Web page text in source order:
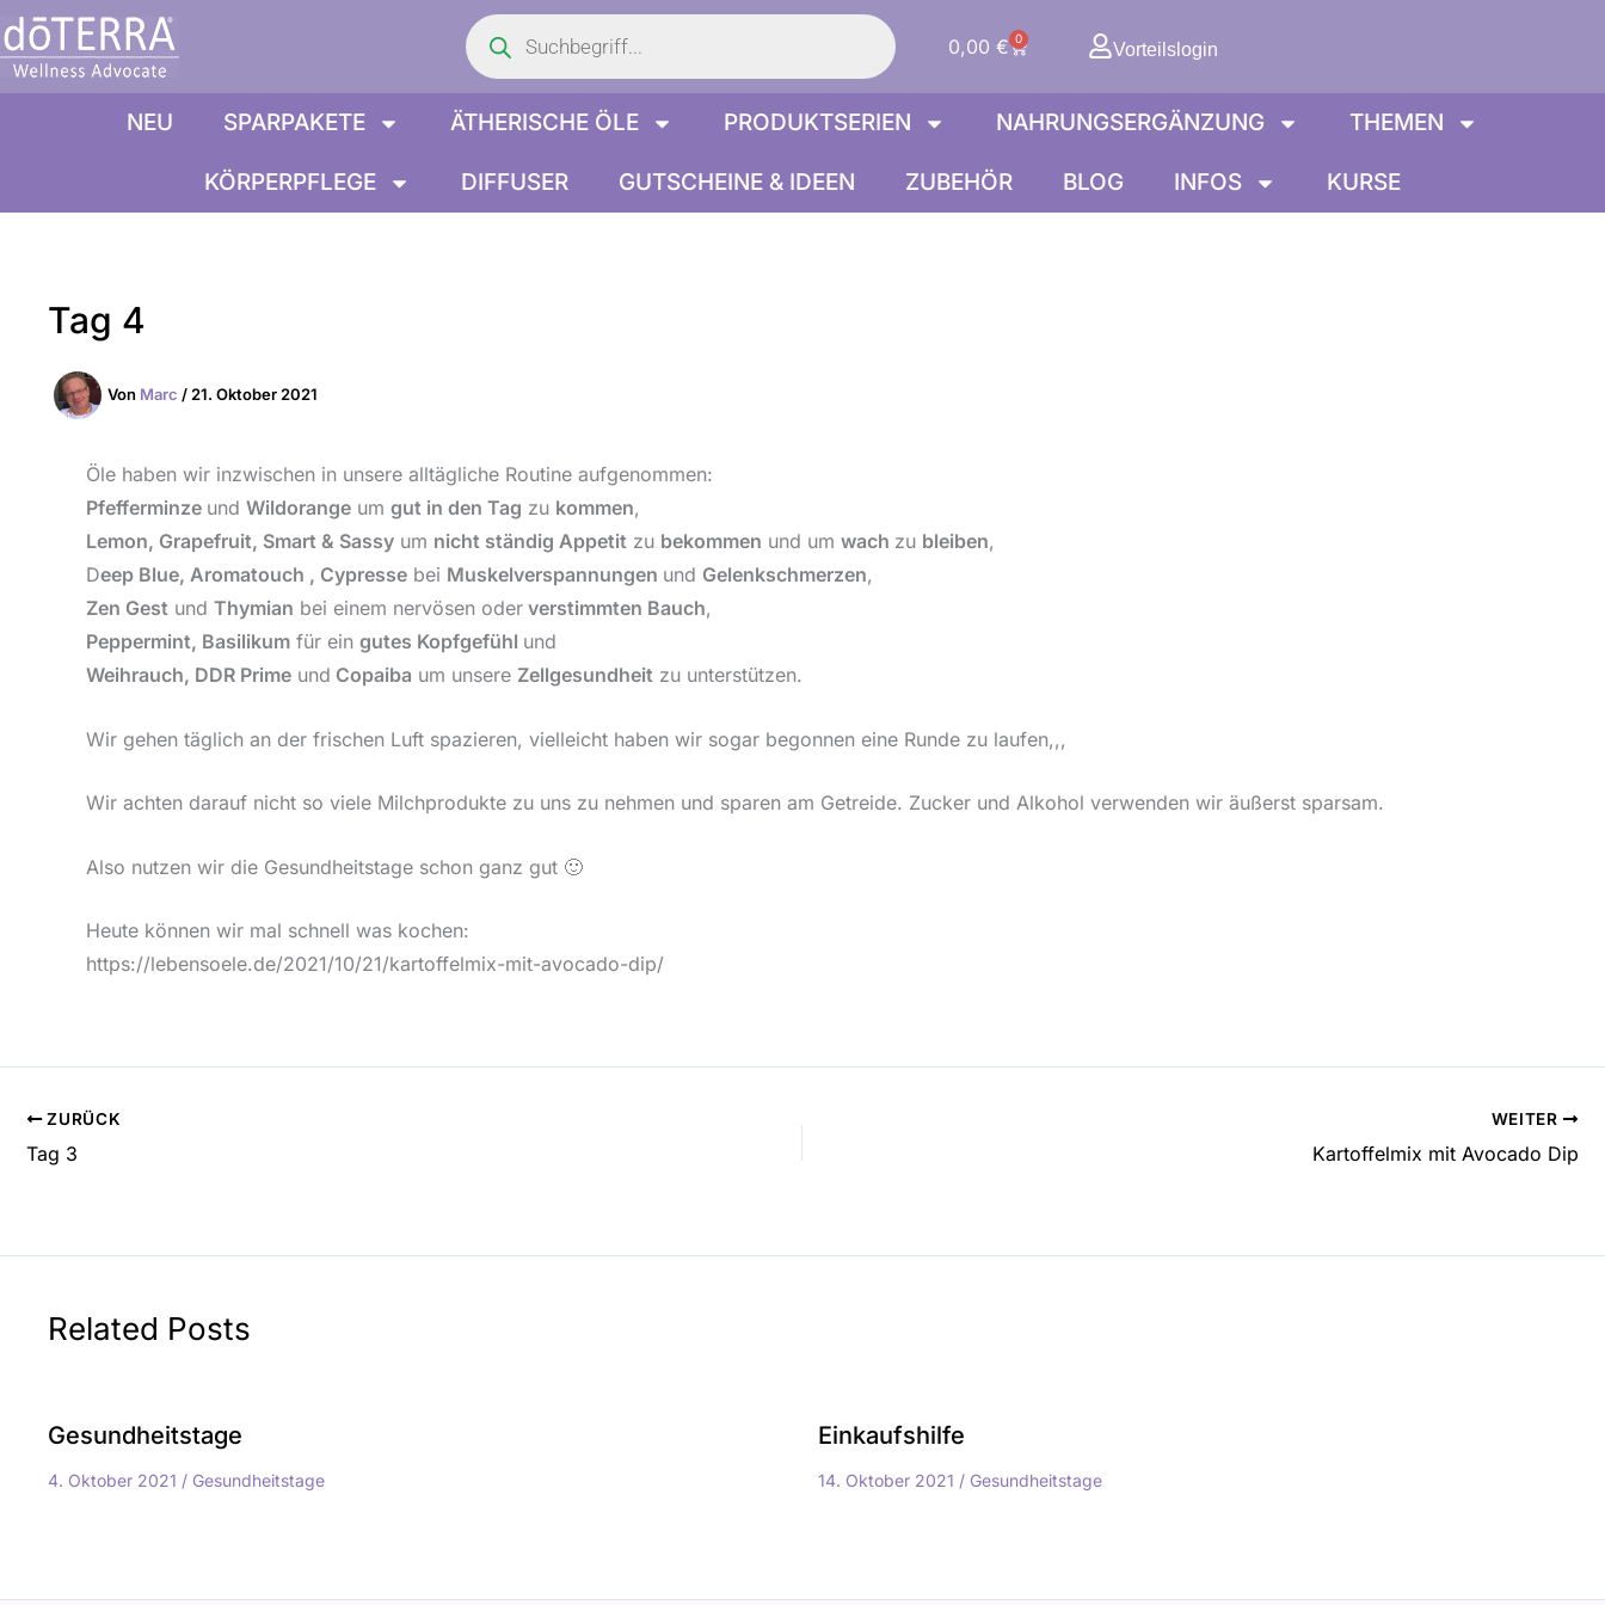
Zum
Inhalt
springen
Products
search
0,00 € 0
Warenkorb Vorteilslogin
NEU SPARPAKETE ÄTHERISCHE ÖLE PRODUKTSERIEN NAHRUNGSERGÄNZUNG THEMEN
KÖRPERPFLEGE DIFFUSER GUTSCHEINE & IDEEN ZUBEHÖR BLOG INFOS KURSE
Tag 4
Von Marc / 21. Oktober 2021
Öle haben wir inzwischen in unsere alltägliche Routine aufgenommen:
Pfefferminze und Wildorange um gut in den Tag zu kommen,
Lemon, Grapefruit, Smart & Sassy um nicht ständig Appetit zu bekommen und um wach zu bleiben,
Deep Blue, Aromatouch , Cypresse bei Muskelverspannungen und Gelenkschmerzen,
Zen Gest und Thymian bei einem nervösen oder verstimmten Bauch,
Peppermint, Basilikum für ein gutes Kopfgefühl und
Weihrauch, DDR Prime und Copaiba um unsere Zellgesundheit zu unterstützen.
Wir gehen täglich an der frischen Luft spazieren, vielleicht haben wir sogar begonnen eine Runde zu laufen,,,
Wir achten darauf nicht so viele Milchprodukte zu uns zu nehmen und sparen am Getreide. Zucker und Alkohol verwenden wir äußerst sparsam.
Also nutzen wir die Gesundheitstage schon ganz gut 🙂
Heute können wir mal schnell was kochen:
https://lebensoele.de/2021/10/21/kartoffelmix-mit-avocado-dip/
ZURÜCK
Tag 3
WEITER
Kartoffelmix mit Avocado Dip
Related Posts
Gesundheitstage
4. Oktober 2021 / Gesundheitstage
Einkaufshilfe
14. Oktober 2021 / Gesundheitstage